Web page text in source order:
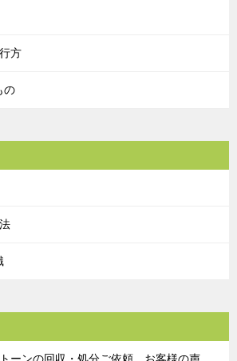
方
の
トーンの回収・処分ご依頼 お客様の声